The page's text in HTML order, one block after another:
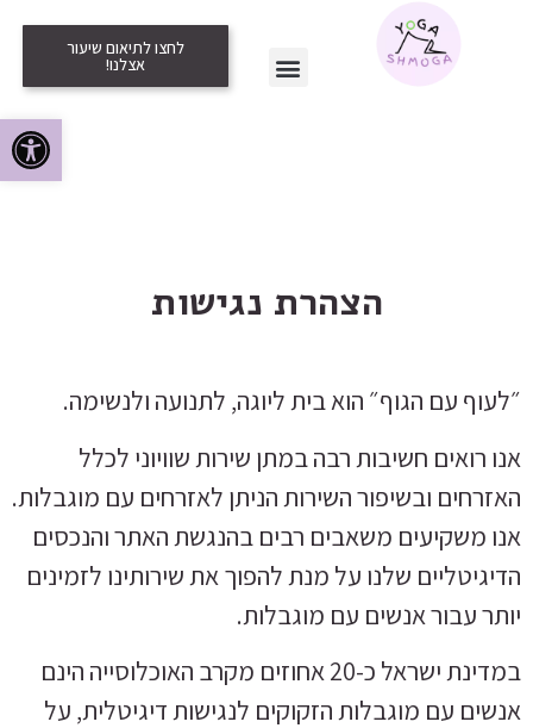
פתח
לחצו לתיאום שיעור
אצלנו!
הצהרת נגישות
״לעוף עם הגוף״ הוא בית ליוגה, לתנועה ולנשימה.
אנו רואים חשיבות רבה במתן שירות שוויוני לכלל
האזרחים ובשיפור השירות הניתן לאזרחים עם מוגבלות.
אנו משקיעים משאבים רבים בהנגשת האתר והנכסים
הדיגיטליים שלנו על מנת להפוך את שירותינו לזמינים
יותר עבור אנשים עם מוגבלות.
במדינת ישראל כ-20 אחוזים מקרב האוכלוסייה הינם
אנשים עם מוגבלות הזקוקים לנגישות דיגיטלית, על